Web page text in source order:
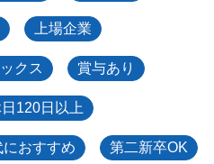
上場企業
クス 賞与あり
120日以上
におすすめ 第二新卒OK